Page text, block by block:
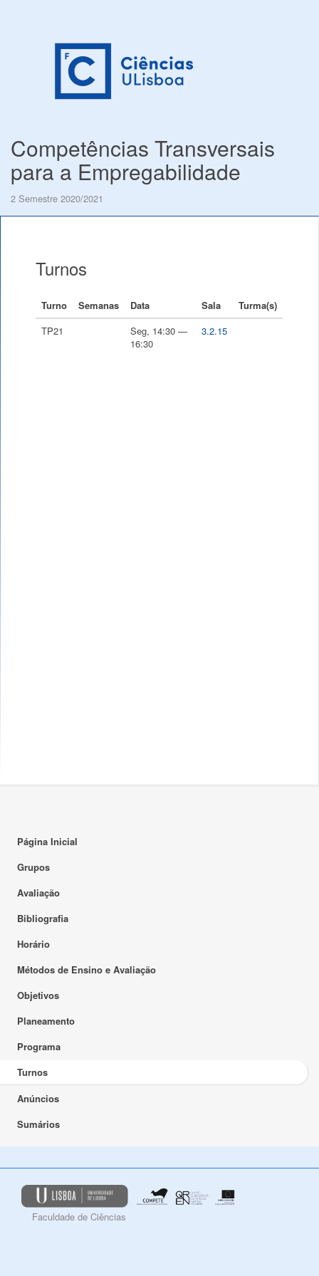
Competências Transversais
para a Empregabilidade
2 Semestre 2020/2021
Turnos
Turno Semanas Data Sala
Turma(s)
TP21
Seg, 14:30 —
16:30
3.2.15
Página Inicial
Grupos
Avaliação
Bibliografia
Horário
Métodos de Ensino e Avaliação
Objetivos
Planeamento
Programa
Turnos
Anúncios
Sumários
Faculdade de Ciências